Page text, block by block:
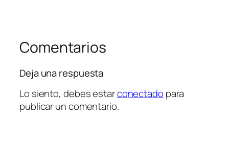
Comentarios
Deja una respuesta
Lo siento, debes estarconectado para
publicar un comentario.